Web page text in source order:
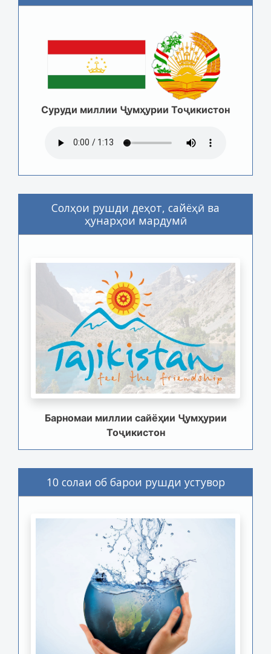
Суруди миллии Ҷумҳурии Тоҷикистон
Солҳои рушди деҳот, сайёҳӣ ва
ҳунарҳои мардумӣ
Барномаи миллии сайёҳии Ҷумҳурии
Тоҷикистон
10 солаи об барои рушди устувор